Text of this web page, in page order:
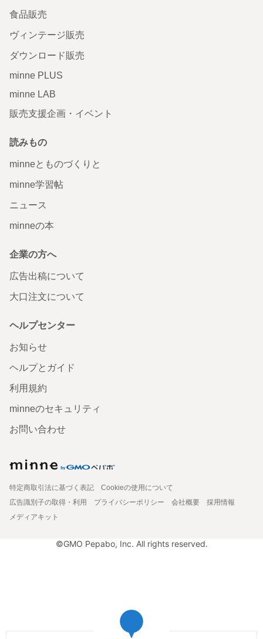
食品販売
ヴィンテージ販売
ダウンロード販売
minne PLUS
minne LAB
販売支援企画・イベント
読みもの
minneとものづくりと
minne学習帖
ニュース
minneの本
企業の方へ
広告出稿について
大口注文について
ヘルプセンター
お知らせ
ヘルプとガイド
利用規約
minneのセキュリティ
お問い合わせ
特定商取引法に基づく表記
Cookieの使用について
広告識別子の取得・利用
プライバシーポリシー 会社概要
採用情報
メディアキット
©GMO Pepabo, Inc. All rights reserved.